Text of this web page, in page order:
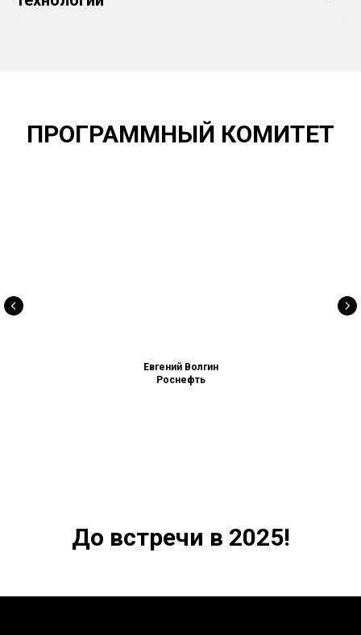
ПРОГРАММНЫЙ КОМИТЕТ
Евгений Волгин
Роснефть
До встречи в 2025!